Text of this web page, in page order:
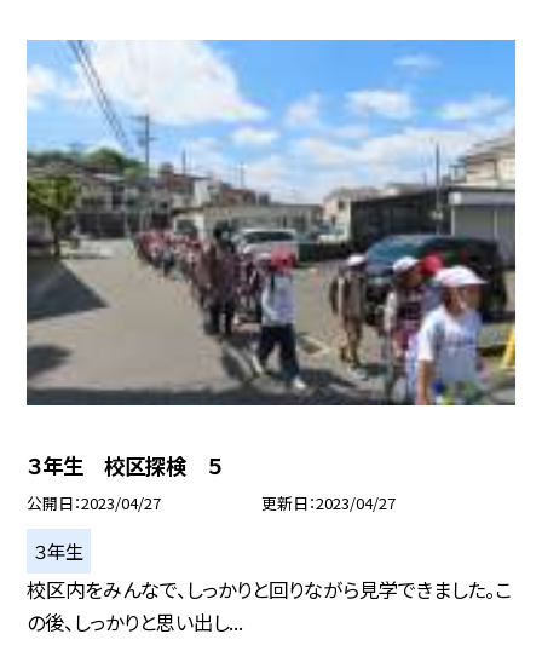
３年生 校区探検 ５
公開日 2023/04/27 更新日 2023/04/27
３年生
校区内をみんなで、しっかりと回りながら見学できました。こ
の後、しっかりと思い出し...